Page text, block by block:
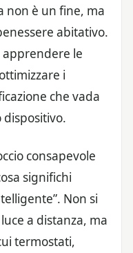
non è un fine, ma
abitativo.
le
i
che vada
dispositivo.
consapevole
significhi
Non si
a distanza, ma
termostati,